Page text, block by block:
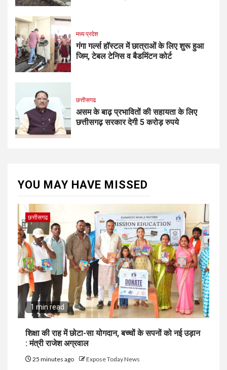
मध्य प्रदेश
गंगा गर्ल्स हॉस्टल में छात्राओं के लिए शुरू हुआ
जिम, टेबल टेनिस व बैडमिंटन कोर्ट
छत्तीसगढ
असम के बाढ़ प्रभावितों की सहायता के लिए
छत्तीसगढ़ सरकार देगी 5 करोड़ रुपये
YOU MAY HAVE MISSED
छत्तीसगढ
1 min read
शिक्षा की राह में छोटा-सा योगदान, बच्चों के सपनों को नई उड़ान
: मंत्री राजेश अग्रवाल
25 minutes ago Expose Today News